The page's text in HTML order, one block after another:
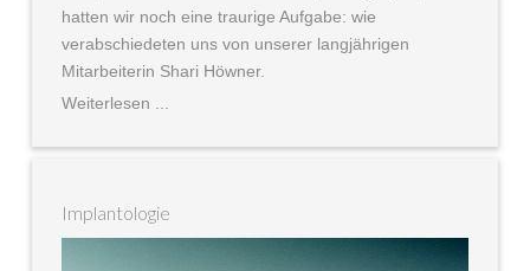
hatten wir noch eine traurige Aufgabe: wie
verabschiedeten uns von unserer langjährigen
Mitarbeiterin Shari Höwner.
Weiterlesen ...
Implantologie